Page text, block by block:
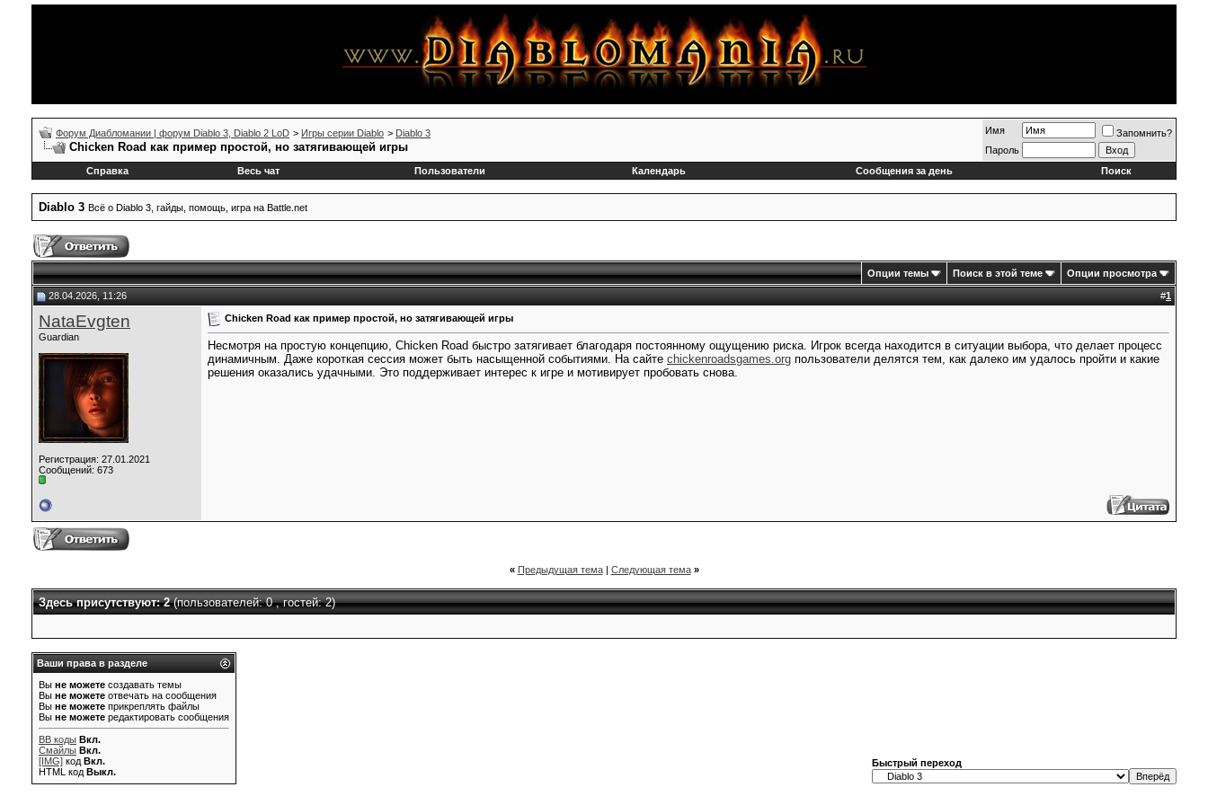
Форум Диабломании | форум Diablo 3, Diablo 2 LoD > Игры серии Diablo > Diablo 3
Chicken Road как пример простой, но затягивающей игры
Имя
Запомнить?
Пароль
Справка
Весь чат Пользователи Календарь Сообщения за день Поиск
Diablo 3 Всё о Diablo 3, гайды, помощь, игра на Battle.net
Опции темы Поиск в этой теме Опции просмотра
28.04.2026, 11:26 #1
NataEvgten
Guardian
Регистрация: 27.01.2021
Сообщений: 673
Chicken Road как пример простой, но затягивающей игры
Несмотря на простую концепцию, Chicken Road быстро затягивает благодаря постоянному ощущению риска. Игрок всегда находится в ситуации выбора, что делает процесс
динамичным. Даже короткая сессия может быть насыщенной событиями. На сайте chickenroadsgames.org пользователи делятся тем, как далеко им удалось пройти и какие
решения оказались удачными. Это поддерживает интерес к игре и мотивирует пробовать снова.
« Предыдущая тема| Следующая тема »
Здесь присутствуют: 2(пользователей: 0 , гостей: 2)
Ваши права в разделе
Вы не можете создавать темы
Вы не можете отвечать на сообщения
Вы не можете прикреплять файлы
Вы не можете редактировать сообщения
BB коды Вкл.
Смайлы Вкл.
[IMG] код Вкл.
HTML код Выкл.
Быстрый переход